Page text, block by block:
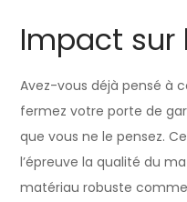
Impact sur
Avez-vous déjà pensé à
fermez votre porte de
que vous ne le pensez.
l’épreuve la qualité du
matériau robuste comme